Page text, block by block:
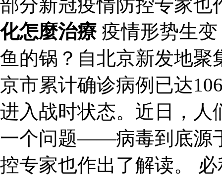
部分新冠疫情防控专家
化怎麼治療疫情形势生变
鱼的锅？自北京新发地聚
京市累计确诊病例已达
进入战时状态。近日，人
一个问题——病毒到底源
控专家也作出了解读。